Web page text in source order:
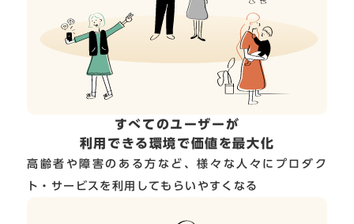
すべてのユーザーが
利用できる環境で価値を最大化
高齢者や障害のある方など、様々な人々にプロダク
ト・サービスを利用してもらいやすくなる